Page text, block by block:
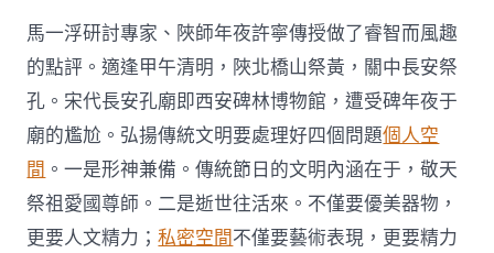
馬一浮研討專家、陜師年夜許寧傳授做了睿智而風趣
的點評。適逢甲午清明，陜北橋山祭黃，關中長安祭
孔。宋代長安孔廟即西安碑林博物館，遭受碑年夜于
廟的尷尬。弘揚傳統文明要處理好四個問題個人空
間 。一是形神兼備。傳統節日的文明內涵在于，敬天
祭祖愛國尊師。二是逝世往活來。不僅要優美器物，
更要人文精力；私密空間不僅要藝術表現，更要精力